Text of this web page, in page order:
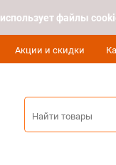
использует файлы
Акции и скидки